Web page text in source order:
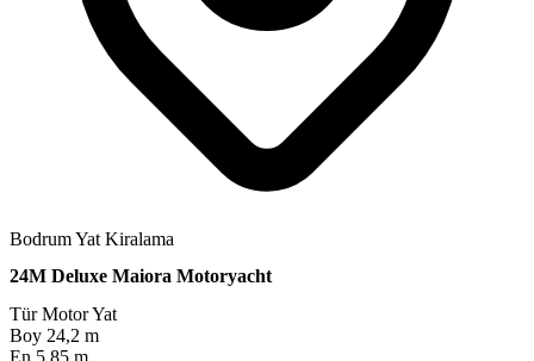
Bodrum Yat Kiralama
24M Deluxe Maiora Motoryacht
Tür Motor Yat
Boy 24,2 m
En 5,85 m